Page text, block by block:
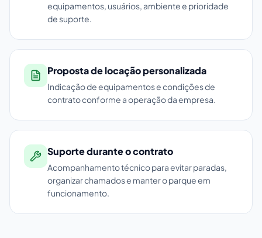
equipamentos, usuários, ambiente e prioridade
de suporte.
Proposta de locação personalizada
Indicação de equipamentos e condições de
contrato conforme a operação da empresa.
Suporte durante o contrato
Acompanhamento técnico para evitar paradas,
organizar chamados e manter o parque em
funcionamento.